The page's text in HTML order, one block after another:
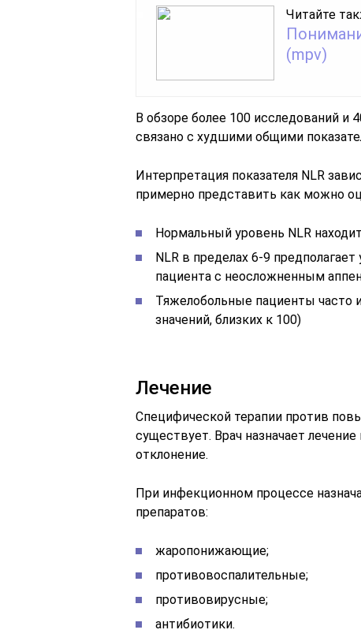
Читайте
(mpv)
В обзоре более 100 исследований и
связано с худшими общими
Интерпретация показателя NLR
примерно представить как можно
Нормальный уровень NLR
NLR в пределах 6-9
пациента с неосложненным
Тяжелобольные пациенты часто
значений, близких к 100)
Лечение
Специфической терапии против
существует. Врач назначает
отклонение.
При инфекционном процессе
препаратов:
жаропонижающие;
противовоспалительные;
противовирусные;
антибиотики.